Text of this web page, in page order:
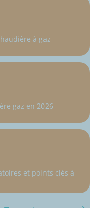
à gaz
gaz en 2026
et points clés à